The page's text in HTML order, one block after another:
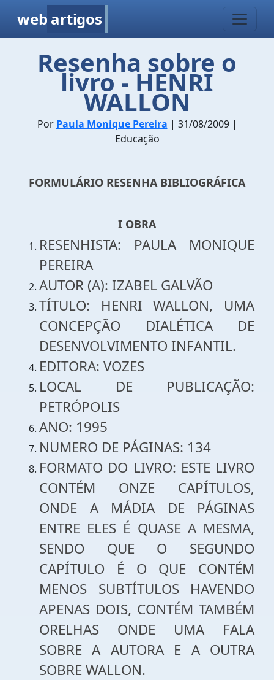
web artigos
Resenha sobre o
livro - HENRI
WALLON
Por Paula Monique Pereira | 31/08/2009 |
Educação
FORMULÁRIO RESENHA BIBLIOGRÁFICA
I OBRA
RESENHISTA: PAULA MONIQUE
PEREIRA
AUTOR (A): IZABEL GALVÃO
TÍTULO: HENRI WALLON, UMA
CONCEPÇÃO DIALÉTICA DE
DESENVOLVIMENTO INFANTIL.
EDITORA: VOZES
LOCAL DE PUBLICAÇÃO:
PETRÓPOLIS
ANO: 1995
NUMERO DE PÁGINAS: 134
FORMATO DO LIVRO: ESTE LIVRO
CONTÉM ONZE CAPÍTULOS,
ONDE A MÁDIA DE PÁGINAS
ENTRE ELES É QUASE A MESMA,
SENDO QUE O SEGUNDO
CAPÍTULO É O QUE CONTÉM
MENOS SUBTÍTULOS HAVENDO
APENAS DOIS, CONTÉM TAMBÉM
ORELHAS ONDE UMA FALA
SOBRE A AUTORA E A OUTRA
SOBRE WALLON.